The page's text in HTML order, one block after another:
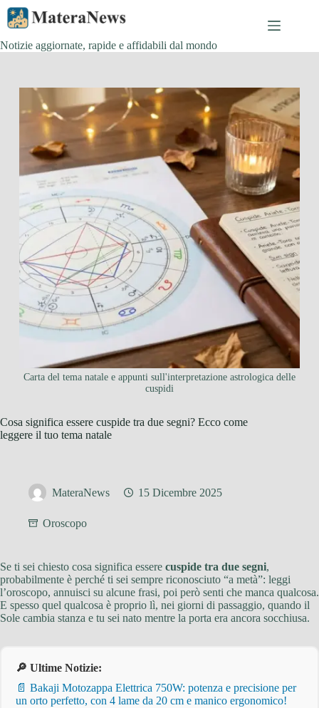
Salta
contenuto
Notizie aggiornate, rapide e affidabili dal mondo
Carta del tema natale e appunti sull'interpretazione astrologica delle
cuspidi
Cosa significa essere cuspide tra due segni? Ecco come
leggere il tuo tema natale
MateraNews 15 Dicembre 2025
Oroscopo
Se ti sei chiesto cosa significa essere cuspide tra due segni,
probabilmente è perché ti sei sempre riconosciuto “a metà”: leggi
l’oroscopo, annuisci su alcune frasi, poi però senti che manca qualcosa.
E spesso quel qualcosa è proprio lì, nei giorni di passaggio, quando il
Sole cambia stanza e tu sei nato mentre la porta era ancora socchiusa.
🔎 Ultime Notizie:
📄 Bakaji Motozappa Elettrica 750W: potenza e precisione per
un orto perfetto, con 4 lame da 20 cm e manico ergonomico!